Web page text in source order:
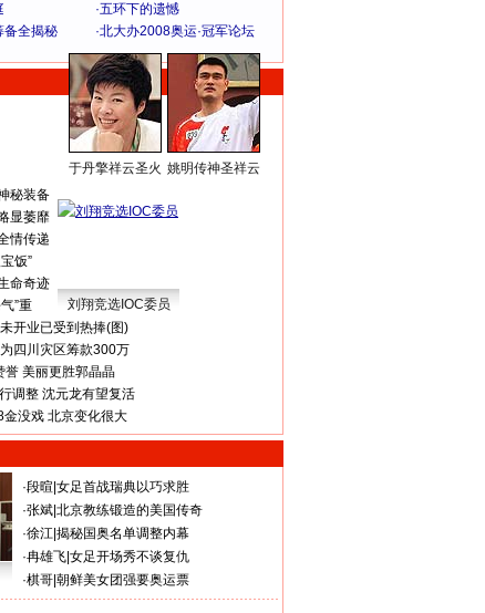
·五环下的遗憾
备全揭秘 ·北大办2008奥运·冠军论坛
于丹擎祥云圣火 姚明传神圣祥云
秘装备
显萎靡
情传递
饭”
命奇迹
”重
刘翔竞选IOC委员
开业已受到热捧(图)
四川灾区筹款300万
誉 美丽更胜郭晶晶
调整 沈元龙有望复活
没戏 北京变化很大
·段暄 女足首战瑞典以巧求胜
·张斌 北京教练锻造的美国传奇
·徐江 揭秘国奥名单调整内幕
·冉雄飞 女足开场秀不谈复仇
·棋哥 朝鲜美女团强要奥运票